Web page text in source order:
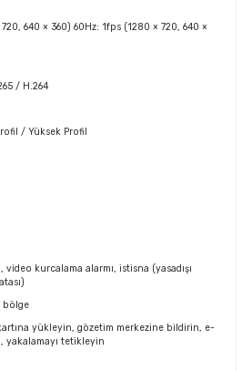
640 × 360) 60Hz: 1fps (1280 × 720, 640 ×
/ H.264
/ Yüksek Profil
video kurcalama alarmı, istisna (yasadışı
bölge
yükleyin, gözetim merkezine bildirin, e-
yakalamayı tetikleyin